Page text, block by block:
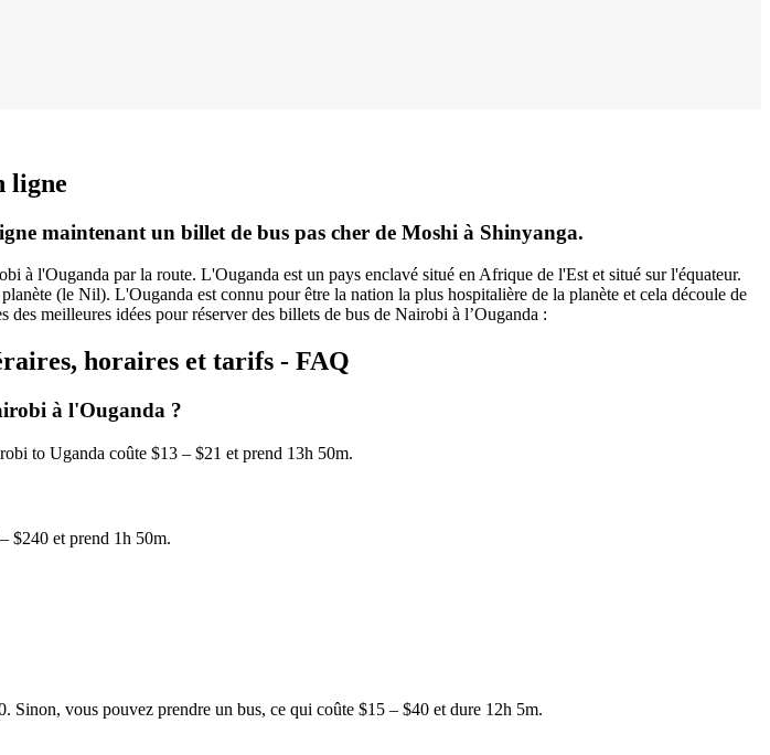
ligne
maintenant un billet de bus pas cher de Moshi à Shinyanga.
à l'Ouganda par la route. L'Ouganda est un pays enclavé situé en Afrique de l'Est et situé sur l'équateur.
(le Nil). L'Ouganda est connu pour être la nation la plus hospitalière de la planète et cela découle de
meilleures idées pour réserver des billets de bus de Nairobi à l’Ouganda :
horaires et tarifs - FAQ
à l'Ouganda ?
to Uganda coûte $13 – $21 et prend 13h 50m.
$240 et prend 1h 50m.
vous pouvez prendre un bus, ce qui coûte $15 – $40 et dure 12h 5m.